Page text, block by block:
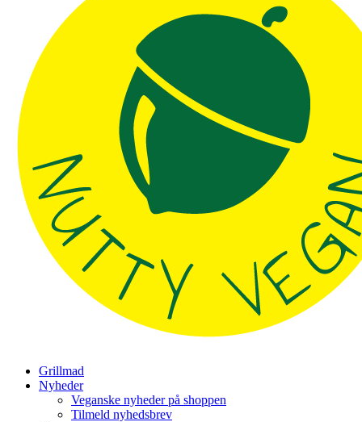
Grillmad
Nyheder
Veganske nyheder på shoppen
Tilmeld nyhedsbrev